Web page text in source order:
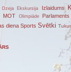
Dzeja Ekskursija Izlaidums
MOT Olimpiāde
diena Sports Svētki